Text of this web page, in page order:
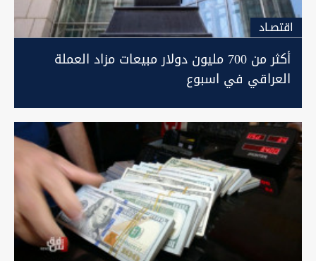
اقتصـاد
أكثر من 700 مليون دولار مبيعات مزاد العملة
العراقي في اسبوع